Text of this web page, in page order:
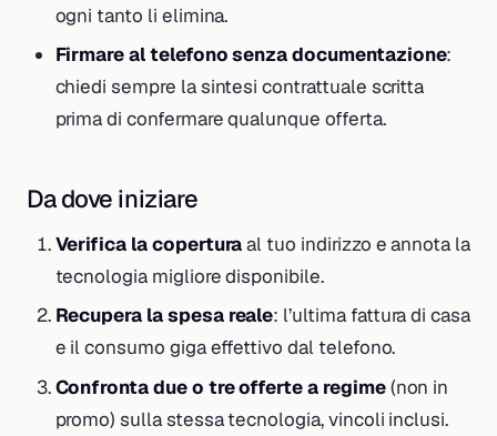
ogni tanto li elimina.
Firmare al telefono senza documentazione:
chiedi sempre la sintesi contrattuale scritta
prima di confermare qualunque offerta.
Da dove iniziare
Verifica la coperturaal tuo indirizzo e annota la
tecnologia migliore disponibile.
Recupera la spesa reale: l’ultima fattura di casa
e il consumo giga effettivo dal telefono.
Confronta due o tre offerte a regime(non in
promo) sulla stessa tecnologia, vincoli inclusi.